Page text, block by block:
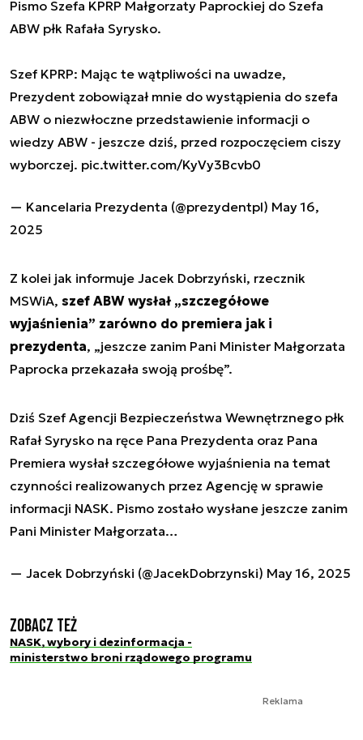
Pismo Szefa KPRP Małgorzaty Paprockiej do Szefa
ABW płk Rafała Syrysko.
Szef KPRP: Mając te wątpliwości na uwadze,
Prezydent zobowiązał mnie do wystąpienia do szefa
ABW o niezwłoczne przedstawienie informacji o
wiedzy ABW - jeszcze dziś, przed rozpoczęciem ciszy
wyborczej. pic.twitter.com/KyVy3Bcvb0
— Kancelaria Prezydenta (@prezydentpl) May 16,
2025
Z kolei jak informuje Jacek Dobrzyński, rzecznik
MSWiA, szef ABW wysłał „szczegółowe
wyjaśnienia” zarówno do premiera jak i
prezydenta, „jeszcze zanim Pani Minister Małgorzata
Paprocka przekazała swoją prośbę”.
Dziś Szef Agencji Bezpieczeństwa Wewnętrznego płk
Rafał Syrysko na ręce Pana Prezydenta oraz Pana
Premiera wysłał szczegółowe wyjaśnienia na temat
czynności realizowanych przez Agencję w sprawie
informacji NASK. Pismo zostało wysłane jeszcze zanim
Pani Minister Małgorzata…
— Jacek Dobrzyński (@JacekDobrzynski) May 16, 2025
Zobacz też
NASK, wybory i dezinformacja -
ministerstwo broni rządowego programu
Reklama